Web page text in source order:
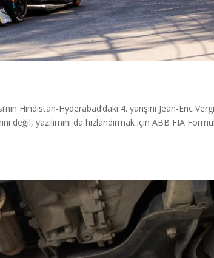
Hindistan-Hyderabad’daki 4. yarışını Jean-Eric
değil, yazılımını da hızlandırmak için ABB FIA